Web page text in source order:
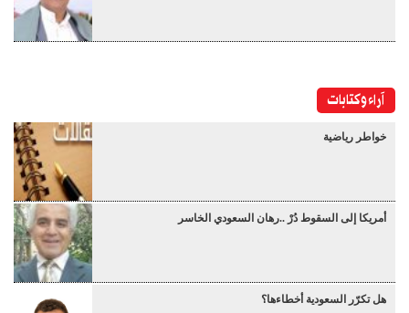
آراء وكتابات
خواطر رياضية
أمريكا إلى السقوط دُرْ ..رهان السعودي الخاسر
هل تكرّر السعودية أخطاءها؟